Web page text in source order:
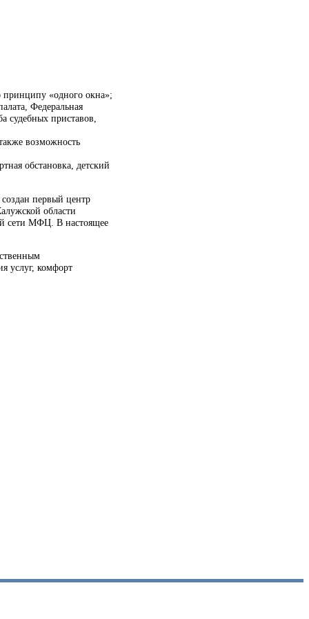
принципу «одного окна»;
Федеральная
судебных приставов,
возможность
обстановка, детский
первый центр
области
сети МФЦ. В настоящее
услуг, комфорт